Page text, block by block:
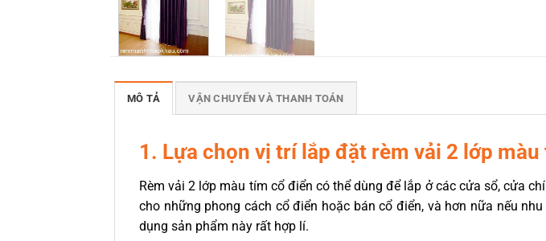
MÔ TẢ VẬN CHUYỂN VÀ THANH TOÁN
1. Lựa chọn vị trí lắp đặt rèm vải 2 lớp màu
Rèm vải 2 lớp màu tím cổ điển có thể dùng để lắp ở các cửa sổ, cửa
cho những phong cách cổ điển hoặc bán cổ điển, và hơn nữa nếu
dụng sản phẩm này rất hợp lí.